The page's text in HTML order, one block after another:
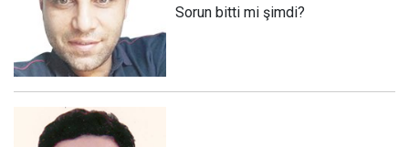
Sorun bitti mi şimdi?